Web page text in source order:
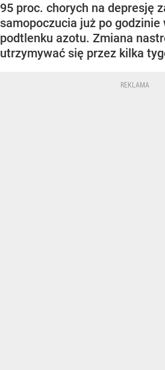
95 proc. chorych na depresję
samopoczucia już po godzinie
podtlenku azotu. Zmiana
utrzymywać się przez kilka